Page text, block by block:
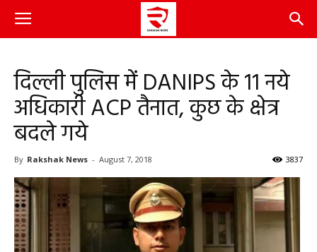
दिल्ली पुलिस में DANIPS के 11 नये
अधिकारी ACP तैनात, कुछ के क्षेत्र
बदले गये
By Rakshak News - August 7, 2018 3837